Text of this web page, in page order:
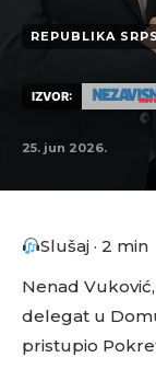
REPUBLIKA
IZVOR:
25. jun 2026.
Slušaj · 2 min
Nenad
delegat u
pristupio